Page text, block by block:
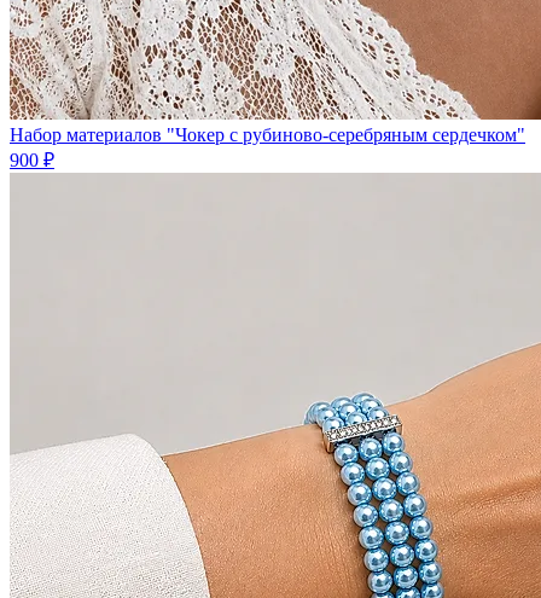
Набор материалов "Чокер с рубиново-серебряным сердечком"
900 ₽